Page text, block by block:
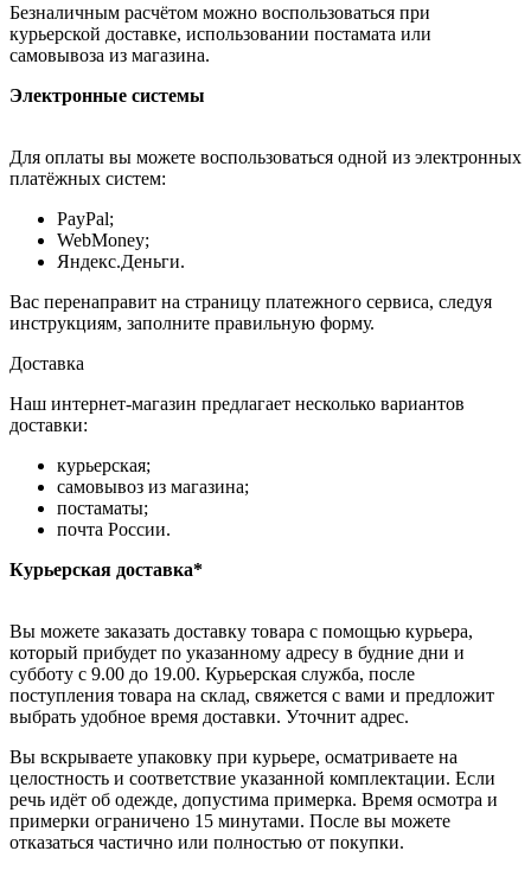
Безналичным расчётом можно воспользоваться при
курьерской доставке, использовании постамата или
самовывоза из магазина.
Электронные системы
Для оплаты вы можете воспользоваться одной из электронных
платёжных систем:
PayPal;
WebMoney;
Яндекс.Деньги.
Вас перенаправит на страницу платежного сервиса, следуя
инструкциям, заполните правильную форму.
Доставка
Наш интернет-магазин предлагает несколько вариантов
доставки:
курьерская;
самовывоз из магазина;
постаматы;
почта России.
Курьерская доставка*
Вы можете заказать доставку товара с помощью курьера,
который прибудет по указанному адресу в будние дни и
субботу с 9.00 до 19.00. Курьерская служба, после
поступления товара на склад, свяжется с вами и предложит
выбрать удобное время доставки. Уточнит адрес.
Вы вскрываете упаковку при курьере, осматриваете на
целостность и соответствие указанной комплектации. Если
речь идёт об одежде, допустима примерка. Время осмотра и
примерки ограничено 15 минутами. После вы можете
отказаться частично или полностью от покупки.